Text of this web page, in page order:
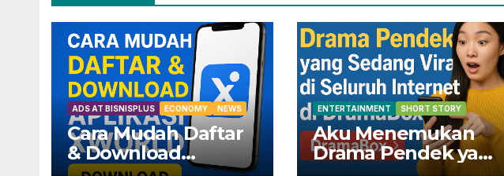
ADS AT BISNISPLUS ECONOMY NEWS
Cara Mudah Daftar
& Download
ENTERTAINMENT SHORT STORY
Aku Menemukan
Drama Pendek yang